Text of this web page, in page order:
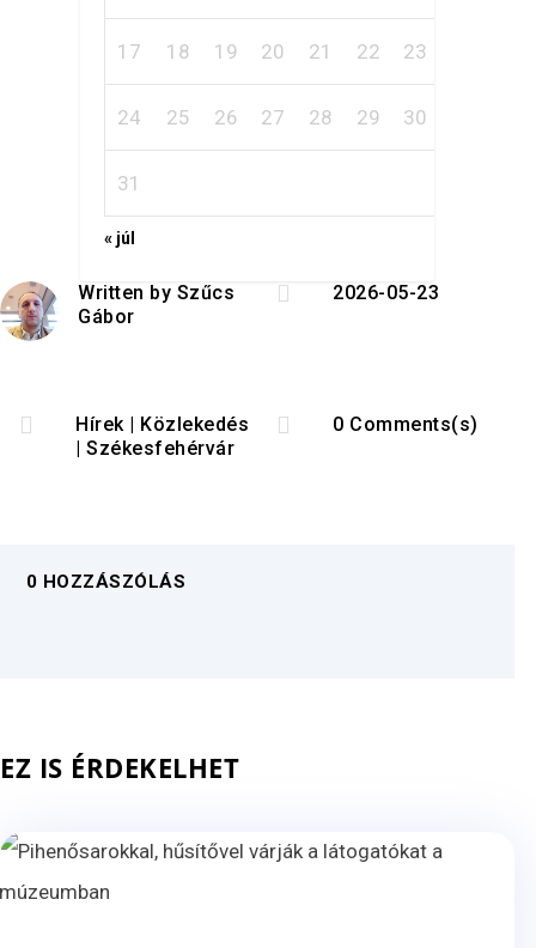
17 18 19 20 21 22 23
24 25 26 27 28 29 30
31
« júl
Written by Szűcs
Gábor
 2026-05-23
 Hírek|
Közlekedés
|Székesfehérvár
 0 Comments(s)
0 HOZZÁSZÓLÁS
EZ IS ÉRDEKELHET